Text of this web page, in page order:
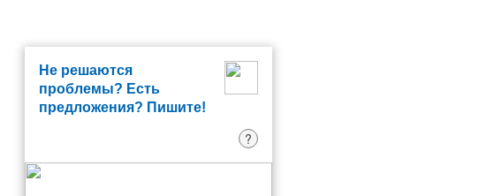
Не решаются
проблемы? Есть
предложения? Пишите!
?